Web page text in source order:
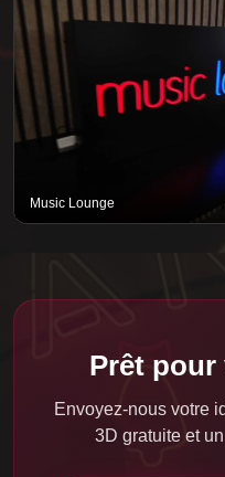
Music Lounge
Prêt
Envoyez-nous votre
3D gratuite et